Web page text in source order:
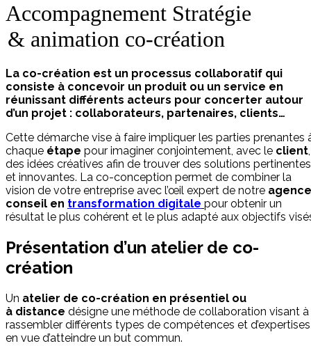
Accompagnement Stratégie
& animation co-création
La co-création est un processus collaboratif qui
consiste à concevoir un produit ou un service en
réunissant différents acteurs pour concerter autour
d’un projet : collaborateurs, partenaires, clients…
Cette démarche vise à faire impliquer les parties prenantes
chaque étape pour imaginer conjointement, avec le client,
des idées créatives afin de trouver des solutions pertinentes
et innovantes. La co-conception permet de combiner la
vision de votre entreprise avec l’œil expert de notre
conseil en transformation digitale pour obtenir un
résultat le plus cohérent et le plus adapté aux objectifs
Présentation d’un atelier de co-
création
Un atelier de co-création en présentiel ou
à distance désigne une méthode de collaboration visant à
rassembler différents types de compétences et d’expertises
en vue d’atteindre un but commun.